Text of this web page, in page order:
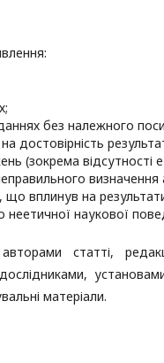
без належного
(зокрема відсутності
визначення
що вплинув на
наукової
статті,
матеріали.